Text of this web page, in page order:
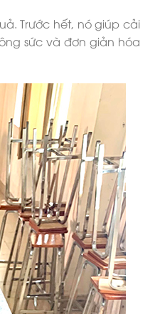
Trước hết, nó giúp cải
sức và đơn giản hóa